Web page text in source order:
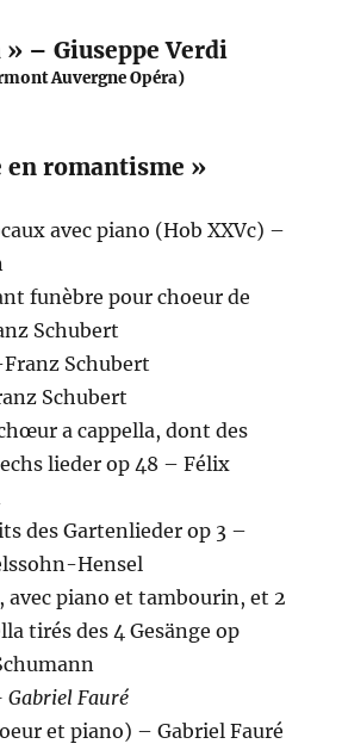
– Giuseppe Verdi
Auvergne Opéra)
en romantisme »
avec piano (Hob XXVc) –
funèbre pour choeur de
Schubert
Schubert
Schubert
a cappella, dont des
lieder op 48 – Félix
des Gartenlieder op 3 –
Hensel
, avec piano et tambourin, et 2
tirés des 4 Gesänge op
Gabriel Fauré
et piano) – Gabriel Fauré